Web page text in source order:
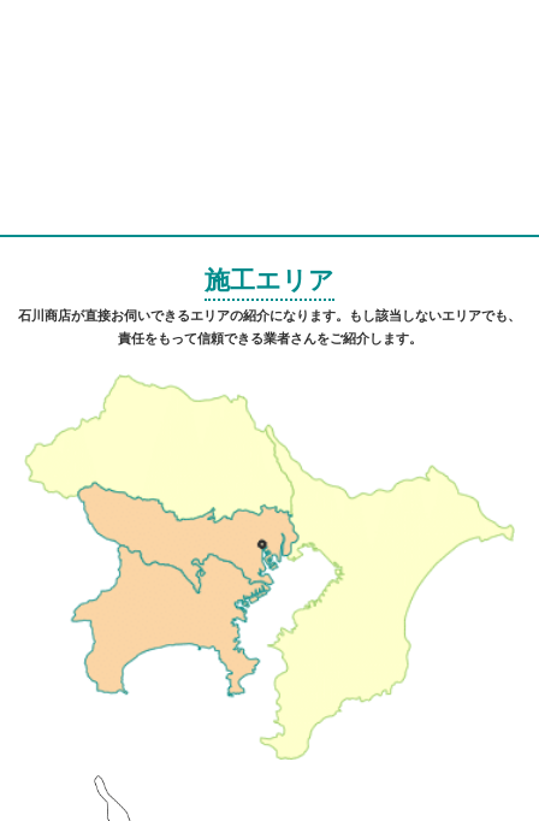
施工エリア
石川商店が直接お伺いできるエリアの紹介になります。もし該当しないエリアでも、
責任をもって信頼できる業者さんをご紹介します。